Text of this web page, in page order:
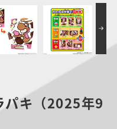
ー
サンリオキャラクタ
ーズ
キャラデコ
パキ（2025年9